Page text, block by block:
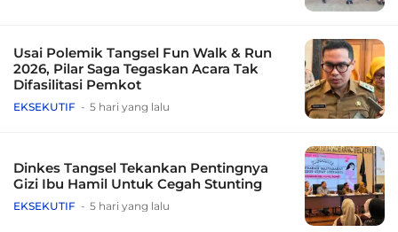
Usai Polemik Tangsel Fun Walk & Run
2026, Pilar Saga Tegaskan Acara Tak
Difasilitasi Pemkot
EKSEKUTIF 5 hari yang lalu
Dinkes Tangsel Tekankan Pentingnya
Gizi Ibu Hamil Untuk Cegah Stunting
EKSEKUTIF 5 hari yang lalu